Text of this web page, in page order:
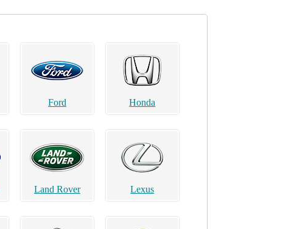
Ford Honda
Land Rover Lexus